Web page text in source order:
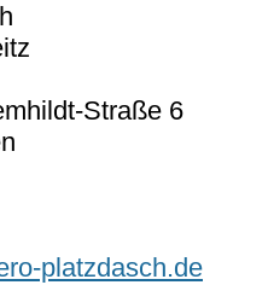
Straße 6
platzdasch.de